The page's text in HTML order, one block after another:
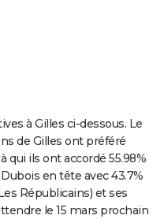
à Gilles ci-dessous. Le
de Gilles ont préféré
qui ils ont accordé 55.98%
en tête avec 43.7%
Républicains) et ses
le 15 mars prochain